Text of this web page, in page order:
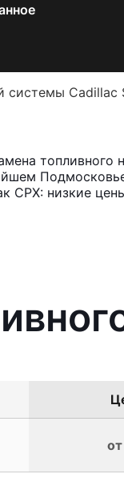
системы Cadillac
топливного
СРХ: низкие